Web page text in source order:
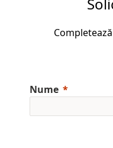
Nume